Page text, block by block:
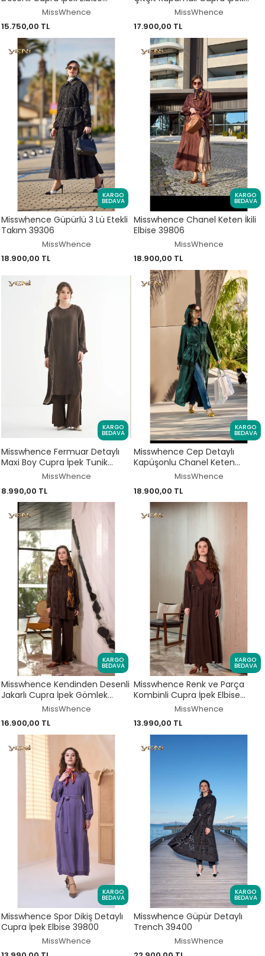
MissWhence
15.750,00 TL
Farece / Pardesü 39501
MissWhence
17.900,00 TL
KARGO
BEDAVA
Misswhence Güpürlü 3 Lü Etekli
Takım 39306
MissWhence
18.900,00 TL
KARGO
BEDAVA
Misswhence Chanel Keten İkili
Elbise 39806
MissWhence
18.900,00 TL
KARGO
BEDAVA
Misswhence Fermuar Detaylı
Maxi Boy Cupra İpek Tunik
MissWhence
8.990,00 TL
KARGO
BEDAVA
Misswhence Cep Detaylı
Kapüşonlu Chanel Keten
Pardesü 39504MissWhence
18.900,00 TL
KARGO
BEDAVA
Misswhence Kendinden Desenli
Jakarlı Cupra İpek Gömlek
Pantolon Takım 39019
MissWhence
16.900,00 TL
KARGO
BEDAVA
Misswhence Renk ve Parça
Kombinli Cupra İpek Elbise
MissWhence
13.990,00 TL
KARGO
BEDAVA
Misswhence Spor Dikiş Detaylı
Cupra İpek Elbise 39800
MissWhence
KARGO
BEDAVA
Misswhence Güpür Detaylı
Trench 39400
MissWhence